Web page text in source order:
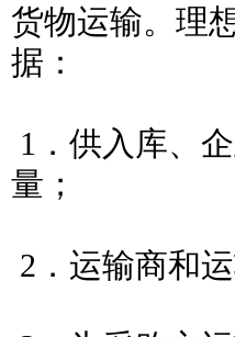
货物运输。理
据：
1．供入库、
量；
2．运输商和